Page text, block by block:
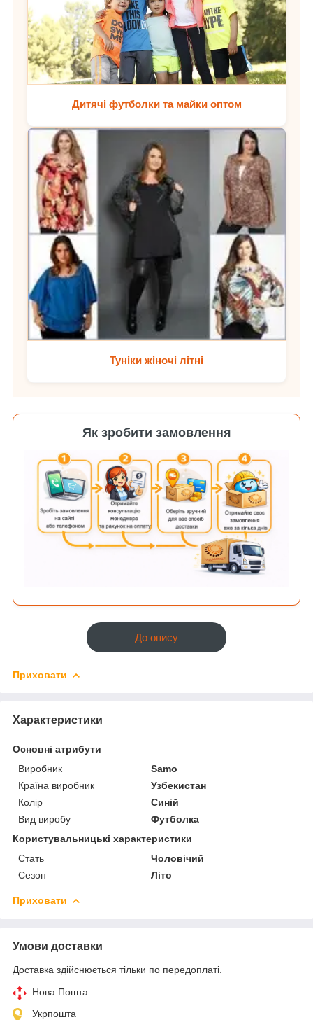
Дитячі футболки та майки оптом
Туніки жіночі літні
Як зробити замовлення
До опису
Приховати
Характеристики
Основні атрибути
Виробник
Samo
Країна виробник
Узбекистан
Колір
Синій
Вид виробу
Футболка
Користувальницькі характеристики
Стать
Чоловічий
Сезон
Літо
Приховати
Умови доставки
Доставка здійснюється тільки по передоплаті.
Нова Пошта
Укрпошта